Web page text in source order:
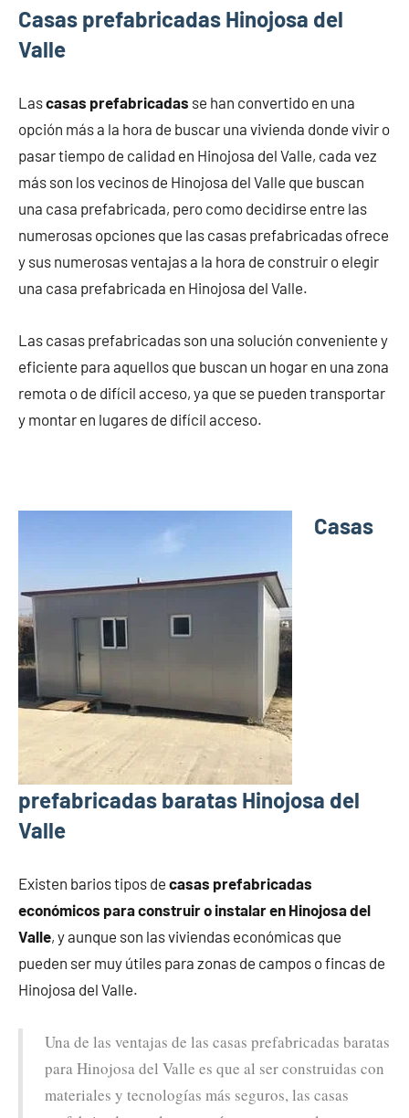
Casas prefabricadas Hinojosa del
Valle
Lascasas prefabricadas se han convertido en una
opción más a la hora de buscar una vivienda donde vivir o
pasar tiempo de calidad en Hinojosa del Valle, cada vez
más son los vecinos de Hinojosa del Valle que buscan
una casa prefabricada, pero como decidirse entre las
numerosas opciones que las casas prefabricadas ofrece
y sus numerosas ventajas a la hora de construir o elegir
una casa prefabricada en Hinojosa del Valle.
Las casas prefabricadas son una solución conveniente y
eficiente para aquellos que buscan un hogar en una zona
remota o de difícil acceso, ya que se pueden transportar
y montar en lugares de difícil acceso.
Casas
prefabricadas baratas Hinojosa del
Valle
Existen barios tipos de casas prefabricadas
económicos para construir o instalar en Hinojosa del
Valle, y aunque son las viviendas económicas que
pueden ser muy útiles para zonas de campos o fincas de
Hinojosa del Valle.
Una de las ventajas de las casas prefabricadas baratas
para Hinojosa del Valle es que al ser construidas con
materiales y tecnologías más seguros, las casas